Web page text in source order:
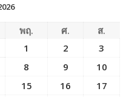
พฤ. ศ.
ส.
1
2
3
8 9
10
15 16
17